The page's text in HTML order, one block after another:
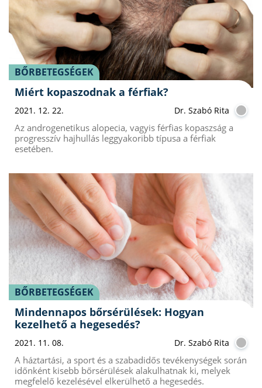
BŐRBETEGSÉGEK
Miért kopaszodnak a férfiak?
2021. 12. 22. Dr. Szabó Rita
Az androgenetikus alopecia, vagyis férfias kopaszság a
progresszív hajhullás leggyakoribb típusa a férfiak
esetében.
BŐRBETEGSÉGEK
Mindennapos bőrsérülések: Hogyan
kezelhető a hegesedés?
2021. 11. 08. Dr. Szabó Rita
A háztartási, a sport és a szabadidős tevékenységek során
időnként kisebb bőrsérülések alakulhatnak ki, melyek
megfelelő kezelésével elkerülhető a hegesedés.